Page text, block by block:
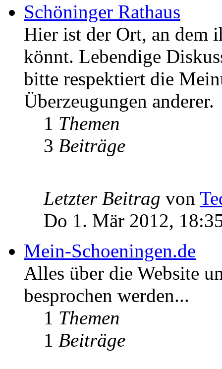
Schöninger Rathaus
Hier ist der Ort, an dem
könnt. Lebendige
bitte respektiert die
Überzeugungen anderer.
1 Themen
3 Beiträge
Letzter Beitrag von
Do 1. Mär 2012,
Mein-Schoeningen.de
Alles über die Website
besprochen werden...
1 Themen
1 Beiträge